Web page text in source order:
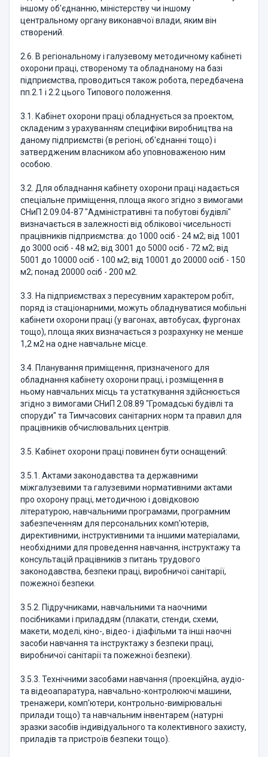
іншому об'єднанню, міністерству чи іншому
центральному органу виконавчої влади, яким він
створений.
2.6. В регіональному і галузевому методичному кабінеті
охорони праці, створеному та обладнаному на базі
підприємства, проводиться також робота, передбачена
пп.2.1 і 2.2 цього Типового положення.
3.1. Кабінет охорони праці обладнується за проектом,
складеним з урахуванням специфіки виробництва на
даному підприємстві (в регіоні, об'єднанні тощо) і
затвердженим власником або уповноваженою ним
особою.
3.2. Для обладнання кабінету охорони праці надається
спеціальне приміщення, площа якого згідно з вимогами
СНиП 2.09.04-87 "Адміністративні та побутові будівлі"
визначається в залежності від облікової чисельності
працівників підприємства: до 1000 осіб - 24 м2; від 1001
до 3000 осіб - 48 м2; від 3001 до 5000 осіб - 72 м2; від
5001 до 10000 осіб - 100 м2; від 10001 до 20000 осіб - 150
м2; понад 20000 осіб - 200 м2.
3.3. На підприємствах з пересувним характером робіт,
поряд із стаціонарними, можуть обладнуватися мобільні
кабінети охорони праці (у вагонах, автобусах, фургонах
тощо), площа яких визначається з розрахунку не менше
1,2 м2 на одне навчальне місце.
3.4. Планування приміщення, призначеного для
обладнання кабінету охорони праці, і розміщення в
ньому навчальних місць та устаткування здійснюється
згідно з вимогами СНиП 2.08.89 "Громадські будівлі та
споруди" та Тимчасових санітарних норм та правил для
працівників обчислювальних центрів.
3.5. Кабінет охорони праці повинен бути оснащений:
3.5.1. Актами законодавства та державними
міжгалузевими та галузевими нормативними актами
про охорону праці, методичною і довідковою
літературою, навчальними програмами, програмним
забезпеченням для персональних комп'ютерів,
директивними, інструктивними та іншими матеріалами,
необхідними для проведення навчання, інструктажу та
консультацій працівників з питань трудового
законодавства, безпеки праці, виробничої санітарії,
пожежної безпеки.
3.5.2. Підручниками, навчальними та наочними
посібниками і приладдям (плакати, стенди, схеми,
макети, моделі, кіно-, відео- і діафільми та інші наочні
засоби навчання та інструктажу з безпеки праці,
виробничої санітарії та пожежної безпеки).
3.5.3. Технічними засобами навчання (проекційна, аудіо-
та відеоапаратура, навчально-контролюючі машини,
тренажери, комп'ютери, контрольно-вимірювальні
прилади тощо) та навчальним інвентарем (натурні
зразки засобів індивідуального та колективного захисту,
приладів та пристроїв безпеки тощо).